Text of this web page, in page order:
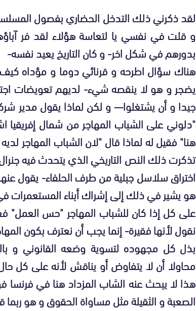
لقد ذكرني ذلك التدخل الحضاري بفصول
و قلت في نفسي يا لتعاسة هؤلاء لقد فر
بدورهم في شكل اخر- و كان التاريخ يعيد نفسه-
هناك سؤال اطرحه و قرنائي دوما و مؤداه
يضجر و هو لا ينقصه شيء- لديهم تعويضات
جيدا و أن يشتغلوا— و لكن لماذا يقول مدير
"دلوني على الشباب المهاجر من شمال إفريقيا
هنا" فقيل له لماذا قال "لان الشباب المهاجر
تذكرت ذلك النص التاريخي الذي يتحدث فيه
اختراق سلاسل جبلية من طرف الحلفاء- يقول
هو يشير في ذلك إلى إشراك أبناء المستعمرات
على كل إذا كان للشباب المهاجر "حس العمل"
نقول لأنها فقيرة- إنما يجب أن نعترف بكون
بذل كل مجهوده لتسوية وضعه القانوني و
محاولا أن لا يتفاوض أو يناقش لأنه على كل
هذا لا يبحث عنه الشاب المزداد هنا في فرنسا
الصعبة و الثقيلة مثل مساواة الحقوق و هو